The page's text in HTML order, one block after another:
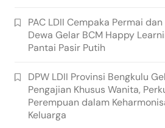
PAC LDII Cempaka Permai
Dewa Gelar BCM Happy
Pantai Pasir Putih
DPW LDII Provinsi Bengkulu
Pengajian Khusus Wanita,
Perempuan dalam
Keluarga